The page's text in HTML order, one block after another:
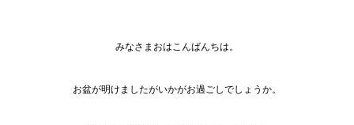
みなさまおはこんばんちは。
お盆が明けましたがいかがお過ごしでしょうか。